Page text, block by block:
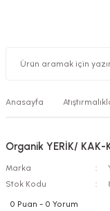
Anasayfa
Organik YERİK/ KAK-
Marka
Stok Kodu
0 Puan - 0 Yorum